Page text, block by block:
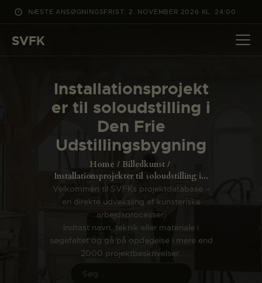
NÆSTE ANSØGNINGSFRIST: 2. NOVEMBER 2026 KL. 24:00
SVFK
Installationsprojekt
er til soloudstilling i
Den Frie
Udstillingsbygning
Home
Billedkunst
Installationsprojekter til soloudstilling i...
Velkommen til SVFKs projektdatabase –
en direkte udveksling af kunsteriske
arbejdsprocesser.
Indtast navn, teknik eller materiale i
søgefeltet og gå på opdagelse i mere end
2000 projektbeskrivelser.
DET SKER
PROJEKTER
CHANNEL
ANSØG
ENGLISH